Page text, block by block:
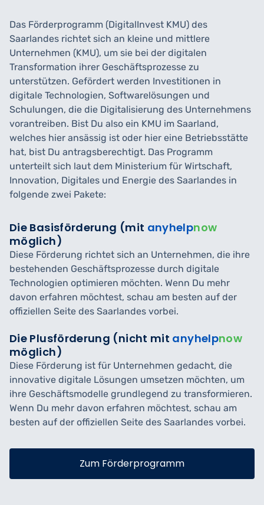
Das Förderprogramm (DigitalInvest KMU) des
Saarlandes richtet sich an kleine und mittlere
Unternehmen (KMU), um sie bei der digitalen
Transformation ihrer Geschäftsprozesse zu
unterstützen. Gefördert werden Investitionen in
digitale Technologien, Softwarelösungen und
Schulungen, die die Digitalisierung des Unternehmens
vorantreiben. Bist Du also ein KMU im Saarland,
welches hier ansässig ist oder hier eine Betriebsstätte
hat, bist Du antragsberechtigt. Das Programm
unterteilt sich laut dem Ministerium für Wirtschaft,
Innovation, Digitales und Energie des Saarlandes in
folgende zwei Pakete:
Die Basisförderung (mit anyhelpnow
möglich)
Diese Förderung richtet sich an Unternehmen, die ihre
bestehenden Geschäftsprozesse durch digitale
Technologien optimieren möchten. Wenn Du mehr
davon erfahren möchtest, schau am besten auf der
offiziellen Seite des Saarlandes vorbei.
Die Plusförderung (nicht mit anyhelpnow
möglich)
Diese Förderung ist für Unternehmen gedacht, die
innovative digitale Lösungen umsetzen möchten, um
ihre Geschäftsmodelle grundlegend zu transformieren.
Wenn Du mehr davon erfahren möchtest, schau am
besten auf der offiziellen Seite des Saarlandes vorbei.
Zum Förderprogramm